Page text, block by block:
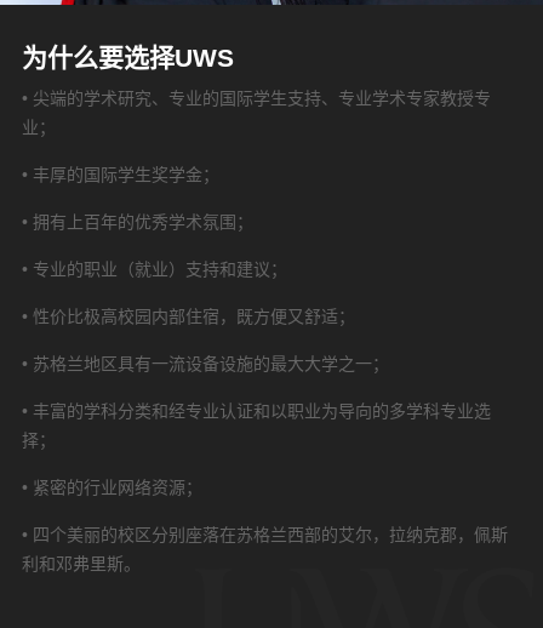
为什么要选择UWS
• 尖端的学术研究、专业的国际学生支持、专业学术专家教授专
业；
• 丰厚的国际学生奖学金；
• 拥有上百年的优秀学术氛围；
• 专业的职业（就业）支持和建议；
• 性价比极高校园内部住宿，既方便又舒适；
• 苏格兰地区具有一流设备设施的最大大学之一；
• 丰富的学科分类和经专业认证和以职业为导向的多学科专业选
择；
• 紧密的行业网络资源；
• 四个美丽的校区分别座落在苏格兰西部的艾尔，拉纳克郡，佩斯
利和邓弗里斯。